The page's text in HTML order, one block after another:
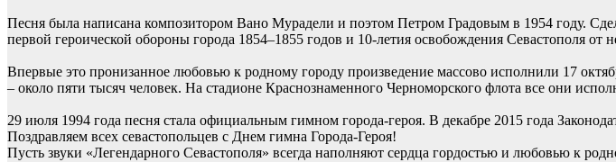
Песня была написана композитором Вано Мурадели и поэтом Петром Градовым в 1954 году.
первой героической обороны города 1854–1855 годов и 10-летия освобождения Севастополя от
Впервые это пронизанное любовью к родному городу произведение массово исполнили 17
– около пяти тысяч человек. На стадионе Краснознаменного Черноморского флота все они
29 июля 1994 года песня стала официальным гимном города-героя. В декабре 2015 года
Поздравляем всех севастопольцев с Днем гимна Города-Героя!
Пусть звуки «Легендарного Севастополя» всегда наполняют сердца гордостью и любовью к